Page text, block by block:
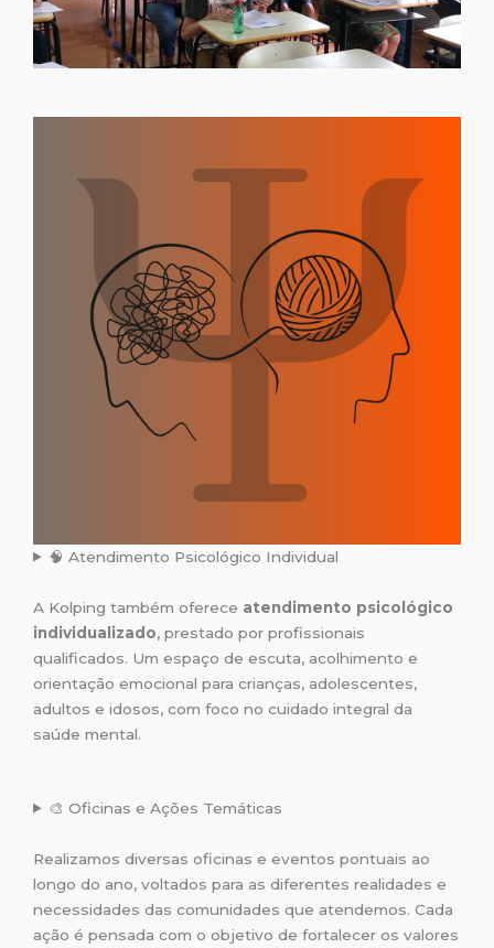
🧠 Atendimento Psicológico Individual
A Kolping também oferece atendimento psicológico
individualizado, prestado por profissionais
qualificados. Um espaço de escuta, acolhimento e
orientação emocional para crianças, adolescentes,
adultos e idosos, com foco no cuidado integral da
saúde mental.
🎨 Oficinas e Ações Temáticas
Realizamos diversas oficinas e eventos pontuais ao
longo do ano, voltados para as diferentes realidades e
necessidades das comunidades que atendemos. Cada
ação é pensada com o objetivo de fortalecer os valores